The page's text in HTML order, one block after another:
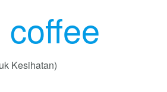
coffee
Kesihatan)